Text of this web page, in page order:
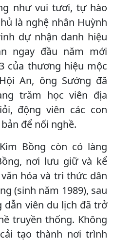
như vui tươi, tự hào
là nghệ nhân Huỳnh
dự nhận danh hiệu
ngay đầu năm mới
của thương hiệu mộc
An, ông Sướng đã
trăm học viên địa
động viên các con
để nối nghề.
Bồng còn có làng
nơi lưu giữ và kể
hóa và tri thức dân
(sinh năm 1989), sau
dẫn viên du lịch đã trở
truyền thống. Không
tạo thành nơi trình